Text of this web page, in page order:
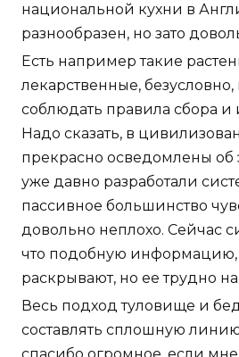
национальной кухни в
разнообразен, но зато
Есть например такие
лекарственные,
соблюдать правила сбора и
Надо сказать, в
прекрасно осведомлены об
уже давно разработали
пассивное большинство
довольно неплохо. Сейчас
что подобную информацию,
раскрывают, но ее трудно
Весь подход туловище и
составлять сплошную